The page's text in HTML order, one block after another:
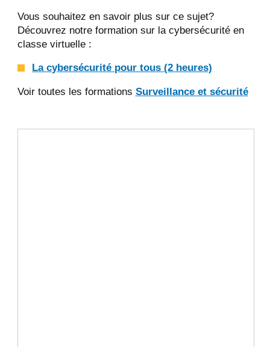
Vous souhaitez en savoir plus sur ce sujet?
Découvrez notre formation sur la cybersécurité en
classe virtuelle :
La cybersécurité pour tous (2 heures)
Voir toutes les formations Surveillance et sécurité